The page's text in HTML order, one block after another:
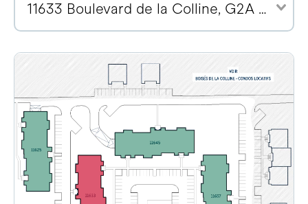
11633 Boulevard de la Colline, G2A 2E1